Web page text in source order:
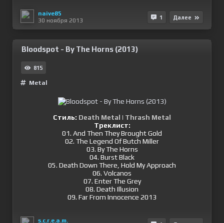
naive85
30 ноября 2013
1 Далее
Bloodspot - By The Horns (2013)
815
Metal
Стиль: Death Metal | Thrash Metal
Треклист:
01. And Then They Brought Gold
02. The Legend Of Butch Miller
03. By The Horns
04. Burst Black
05. Death Down There, Hold My Approach
06. Volcanos
07. Enter The Grey
08. Death Illusion
09. Far From Innocence 2013
s.c.r.e.a.m.